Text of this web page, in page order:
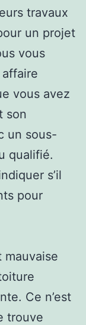
travaux
un projet
vous
vous avez
son
un sous-
qualifié.
s’il
pour
Ce n’est
trouve